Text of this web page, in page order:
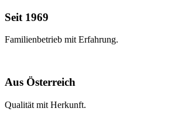
Seit 1969
Familienbetrieb mit Erfahrung.
Aus Österreich
Qualität mit Herkunft.